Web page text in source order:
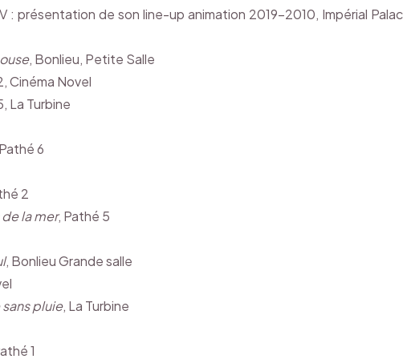
: présentation de son line-up animation 2019-2010, Impérial
, Bonlieu, Petite Salle
Cinéma Novel
La Turbine
6
2
la mer, Pathé 5
, Bonlieu Grande salle
pluie, La Turbine
1